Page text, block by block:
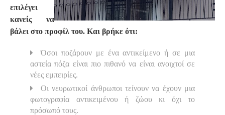
επιλέγει
κανείς να
βάλει στο προφίλ του. Και βρήκε ότι:
Όσοι ποζάρουν με ένα αντικείμενο ή σε μια
αστεία πόζα είναι πιο πιθανό να είναι ανοιχτοί σε
νέες εμπειρίες.
Οι νευρωτικοί άνθρωποι τείνουν να έχουν μια
φωτογραφία αντικειμένου ή ζώου κι όχι το
πρόσωπό τους.